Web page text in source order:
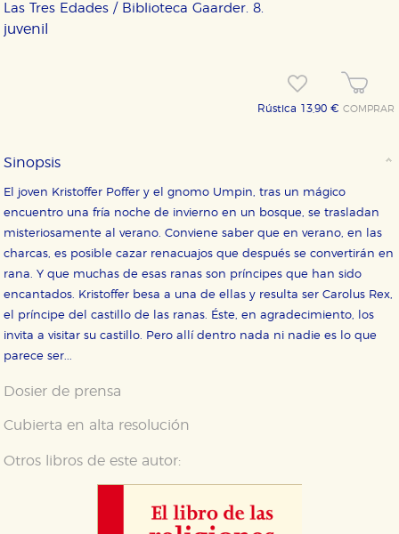
Las Tres Edades / Biblioteca Gaarder. 8.
juvenil
Rústica 13,90 €COMPRAR
Sinopsis
El joven Kristoffer Poffer y el gnomo Umpin, tras un mágico
encuentro una fría noche de invierno en un bosque, se trasladan
misteriosamente al verano. Conviene saber que en verano, en las
charcas, es posible cazar renacuajos que después se convertirán en
rana. Y que muchas de esas ranas son príncipes que han sido
encantados. Kristoffer besa a una de ellas y resulta ser Carolus Rex,
el príncipe del castillo de las ranas. Éste, en agradecimiento, los
invita a visitar su castillo. Pero allí dentro nada ni nadie es lo que
parece ser...
Dosier de prensa
Cubierta en alta resolución
Otros libros de este autor: